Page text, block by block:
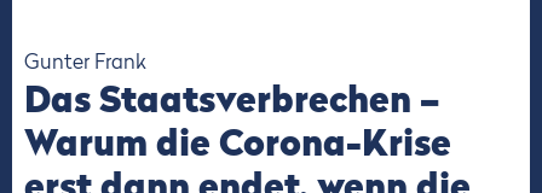
Gunter Frank
Das Staatsverbrechen –
Warum die Corona-Krise